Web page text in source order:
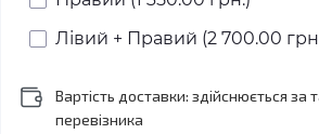
Лівий + Правий (2 700.00
Вартість доставки: здійснюється за
перевізника